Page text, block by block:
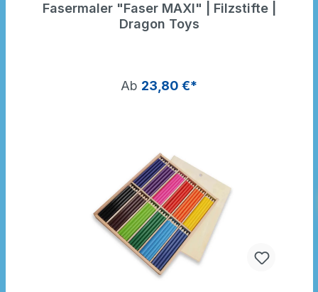
Fasermaler "Faser MAXI" | Filzstifte |
Dragon Toys
Ab 23,80 €*